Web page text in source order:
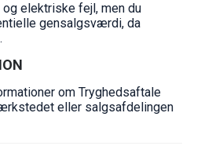
elektriske fejl, men du
gensalgsværdi, da
om Tryghedsaftale
eller salgsafdelingen